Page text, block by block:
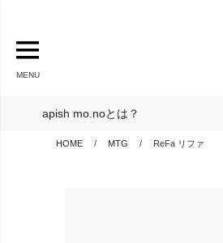
MENU
apish mo.noとは？
HOME MTG ReFa リファ